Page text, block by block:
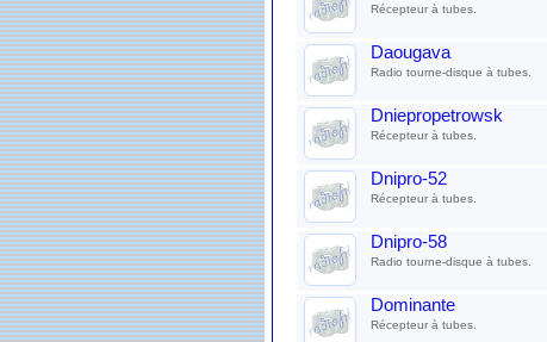
Récepteur à tubes.
Daougava
Radio tourne-disque à tubes.
Dniepropetrowsk
Récepteur à tubes.
Dnipro-52
Récepteur à tubes.
Dnipro-58
Radio tourne-disque à tubes.
Dominante
Récepteur à tubes.